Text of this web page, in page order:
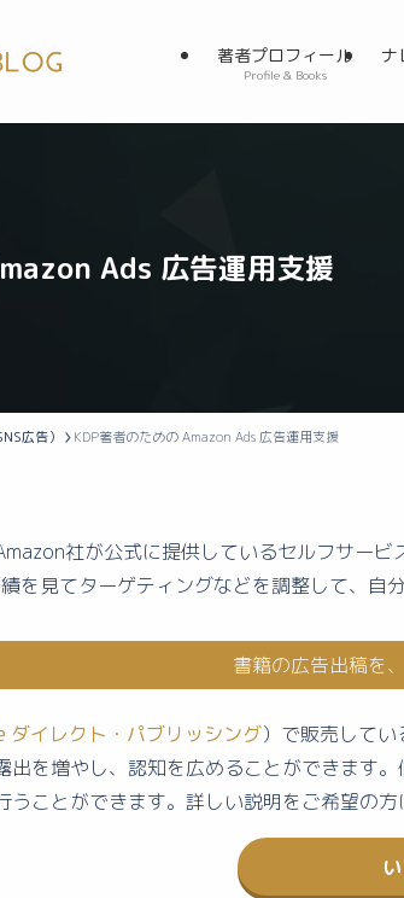
著者プロフィール
Profile & Books
ナ
Ads 広告運用支援
広告） KDP著者のための Amazon Ads 広告運用支援
社が公式に提供しているセルフサー
を見てターゲティングなどを調整して、自
書籍の広告出稿を
ダイレクト・パブリッシング）で販売して
出を増やし、認知を広めることができます
うことができます。詳しい説明をご希望の